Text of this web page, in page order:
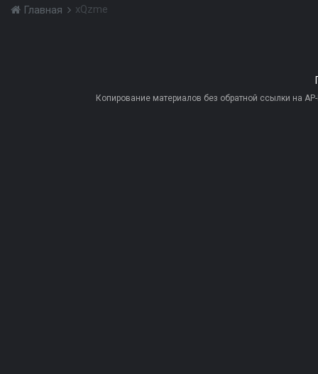
Главная xQzme
Копирование материалов без обратной ссылки на